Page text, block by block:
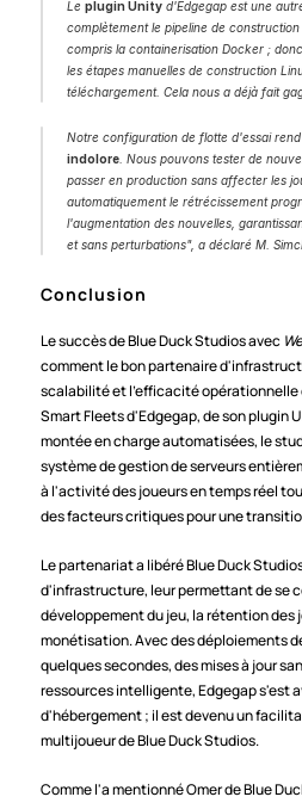
Le plugin Unity d'Edgegap est une
complètement le pipeline de
compris la containerisation Docker ;
les étapes manuelles de construction
téléchargement. Cela nous a déjà fait
Notre configuration de flotte d'essai rend
indolore. Nous pouvons tester de
passer en production sans affecter les
automatiquement le rétrécissement
l'augmentation des nouvelles,
et sans perturbations", a déclaré M.
Conclusion
Le succès de Blue Duck Studios avec
comment le bon partenaire
scalabilité et l'efficacité opérationnelle
Smart Fleets d'Edgegap, de son plugin
montée en charge automatisées, le
système de gestion de serveurs
à l'activité des joueurs en temps réel
des facteurs critiques pour une
Le partenariat a libéré Blue Duck
d'infrastructure, leur permettant de se
développement du jeu, la rétention des
monétisation. Avec des déploiements
quelques secondes, des mises à jour
ressources intelligente, Edgegap s'est
d'hébergement ; il est devenu un
multijoueur de Blue Duck Studios.
Comme l'a mentionné Omer de Blue